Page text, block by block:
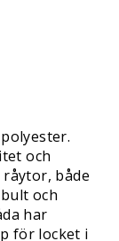
och
både
och
har
för locket i